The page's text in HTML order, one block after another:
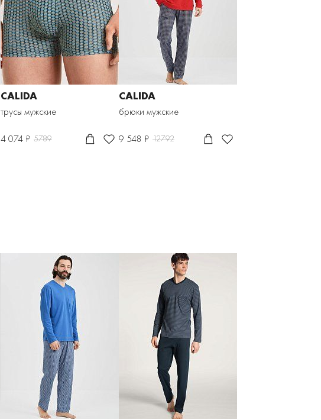
CALIDA
трусы мужские
4 074 ₽ 5789
CALIDA
брюки мужские
9 548 ₽ 12792